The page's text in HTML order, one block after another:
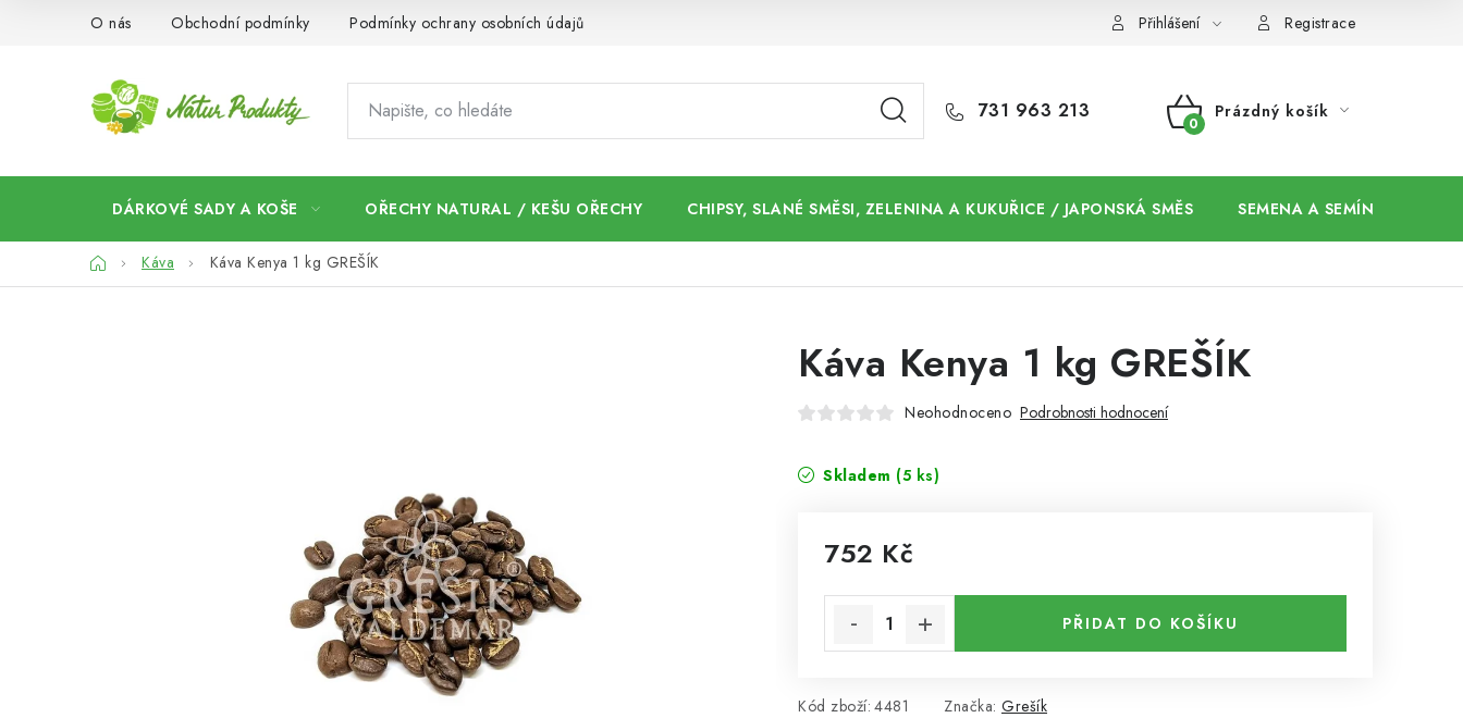
O nás Obchodní podmínky Podmínky ochrany osobních údajů Přihlášení Registrace
731 963 213
NÁKUPNÍ
Prázdný košík
DÁRKOVÉ SADY A KOŠE OŘECHY NATURAL / KEŠU OŘECHY CHIPSY, SLANÉ SMĚSI, ZELENINA A KUKUŘICE / JAPONSKÁ SMĚS SEMENA A SEMÍNKA / CHIA
DomůKáva Káva Kenya 1 kg GREŠÍK
Káva Kenya 1 kg GREŠÍK
Neohodnoceno Podrobnosti hodnocení
Skladem (5 ks)
752 Kč
PŘIDAT DO KOŠÍKU
Kód zboží: 4481 Značka: Grešík